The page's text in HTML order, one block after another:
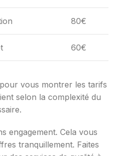
80€
60€
vous montrer les tarifs
selon la complexité du
engagement. Cela vous
tranquillement. Faites